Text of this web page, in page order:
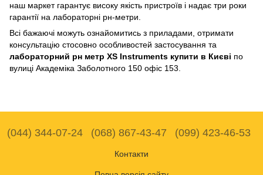
наш маркет гарантує високу якість пристроїв і надає три роки
гарантії на лабораторні рн-метри.
Всі бажаючі можуть ознайомитись з приладами, отримати
консультацію стосовно особливостей застосування та
лабораторний рн метр XS Instruments купити в Києві по
вулиці Академіка Заболотного 150 офіс 153.
(044) 344-07-24 (068) 867-43-47 (099) 423-46-53
Контакти